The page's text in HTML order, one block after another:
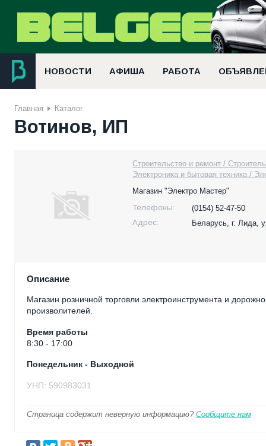
НОВОСТИ АФИША РАБОТА
Главная Каталог
Вотинов, ИП
Строительство и ремонт /
Электроника и бытовая техника /
Магазин "Электро Мастер"
Телефоны:
(0154) 52-47-50
Адрес:
Беларусь, г. Лида,
Описание
Магазин розничной торговли электроинструмента и
произволителей.
Время работы
8:30 - 17:00
Понедельник - Выходной
УНП: 590983031
Страница содержит неверную информацию? Сообщите нам